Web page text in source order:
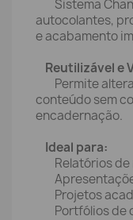
Sistema
autocolantes,
e acabamento
Reutilizável e
Permite
conteúdo sem
encadernação.
Ideal para:
Relatórios de
Projetos
Portfólios de